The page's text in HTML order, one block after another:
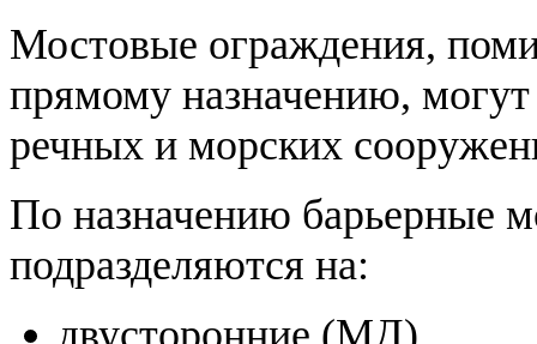
Мостовые ограждения,
прямому назначению,
речных и морских
По назначению барьерные
подразделяются на:
двусторонние (МД)